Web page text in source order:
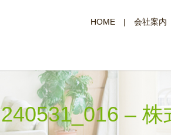
HOME 会社案内
240531_016 –